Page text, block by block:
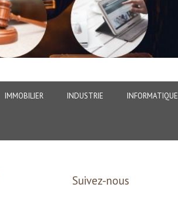
IMMOBILIER INDUSTRIE INFORMATIQUE
Suivez-nous